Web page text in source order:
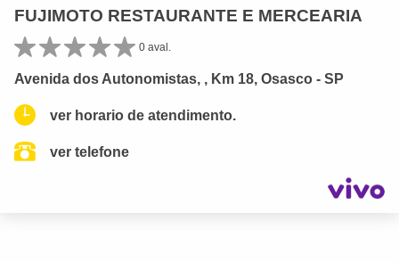
FUJIMOTO RESTAURANTE E MERCEARIA
0 aval.
Avenida dos Autonomistas, , Km 18, Osasco - SP
ver horario de atendimento.
ver telefone